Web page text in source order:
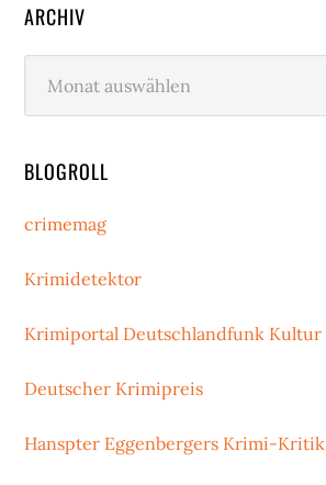
ARCHIV
BLOGROLL
crimemag
Krimidetektor
Krimiportal Deutschlandfunk Kultur
Deutscher Krimipreis
Hanspter Eggenbergers Krimi-Kritik